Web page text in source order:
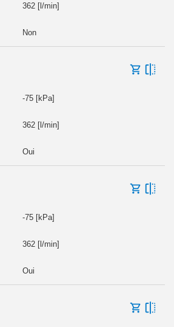
362 [l/min]
Non
-75 [kPa]
362 [l/min]
Oui
-75 [kPa]
362 [l/min]
Oui